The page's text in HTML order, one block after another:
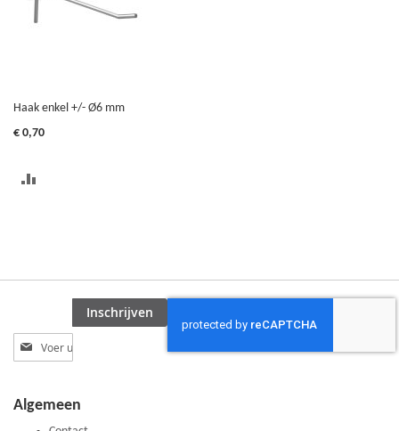
Haak enkel +/- Ø6 mm
€ 0,70
Abonneer
u
nieuwsbrief
Inschrijven
Algemeen